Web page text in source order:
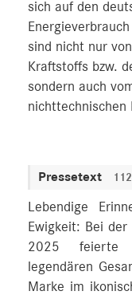
sich auf den
sind nicht nur
Kraftstoffs bzw.
sondern auch
nichttechnischen
Pressetext
Lebendige
Ewigkeit: Bei
2025 feierte
legendären
Marke im